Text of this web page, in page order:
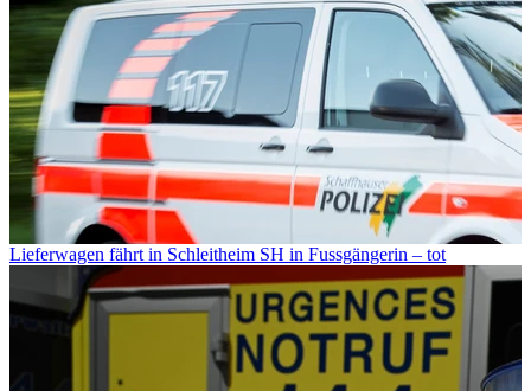
Lieferwagen fährt in Schleitheim SH in Fussgängerin – tot